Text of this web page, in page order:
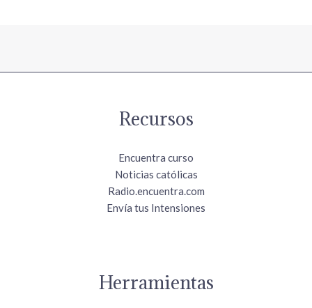
Recursos
Encuentra curso
Noticias católicas
Radio.encuentra.com
Envía tus Intensiones
Herramientas